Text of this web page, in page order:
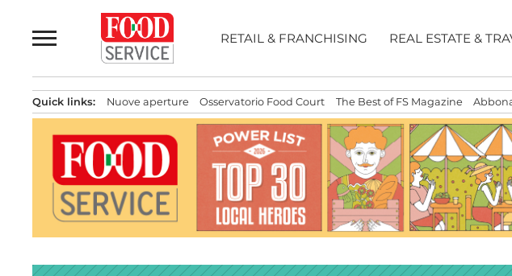
al
contenuto
RETAIL & FRANCHISING REAL ESTATE &
Quick links: Nuove aperture Osservatorio Food Court The Best of FS Magazine